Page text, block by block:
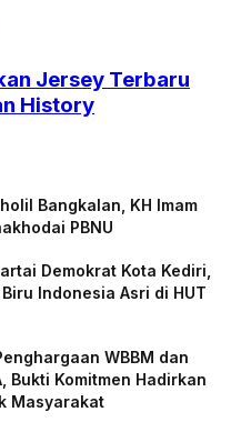
Jersey Terbaru
History
Bangkalan, KH Imam
PBNU
Demokrat Kota Kediri,
Indonesia Asri di HUT
WBBM dan
Bukti Komitmen Hadirkan
Masyarakat